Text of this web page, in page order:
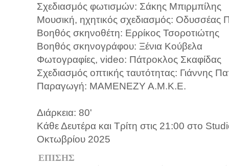
Σχεδιασμός φωτισμών: Σάκης Μπιρμπίλης
Μουσική, ηχητικός σχεδιασμός: Οδυσσέας
Βοηθός σκηνοθέτη: Ερρίκος Τσοροτιώτης
Βοηθός σκηνογράφου: Ξένια Κούβελα
Φωτογραφίες, video: Πάτροκλος Σκαφίδας
Σχεδιασμός οπτικής ταυτότητας: Γιάννης
Παραγωγή: ΜΑΜΕΝΕΖΥ Α.Μ.Κ.Ε.
Διάρκεια: 80'
Κάθε Δευτέρα και Τρίτη στις 21:00 στο
Οκτωβρίου 2025
ΕΠΙΣΗΣ